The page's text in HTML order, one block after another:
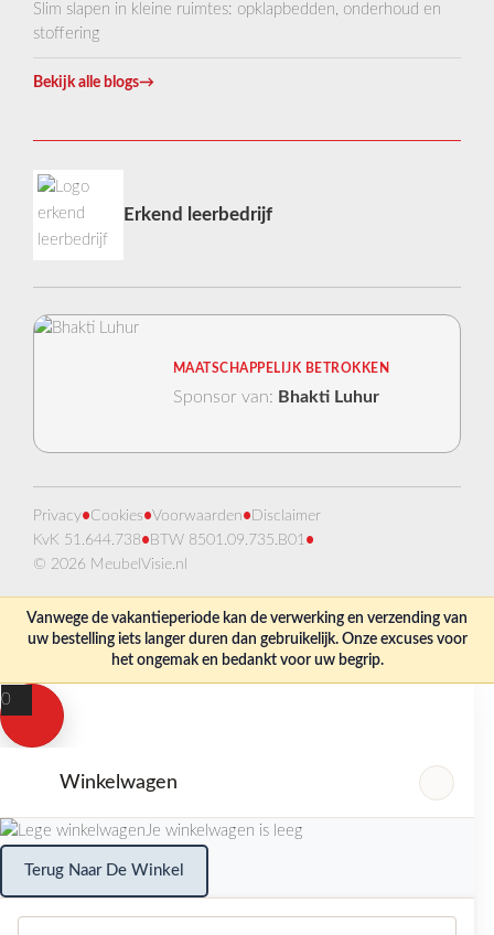
Slim slapen in kleine ruimtes: opklapbedden, onderhoud en
stoffering
Bekijk alle blogs→
Erkend leerbedrijf
MAATSCHAPPELIJK BETROKKEN
Sponsor van: Bhakti Luhur
Privacy•Cookies•Voorwaarden• Disclaimer
KvK 51.644.738• BTW 8501.09.735.B01•
© 2026 MeubelVisie.nl
Vanwege de vakantieperiode kan de verwerking en verzending van
uw bestelling iets langer duren dan gebruikelijk. Onze excuses voor
het ongemak en bedankt voor uw begrip.
0
Winkelwagen
Je winkelwagen is leeg
Terug Naar De Winkel